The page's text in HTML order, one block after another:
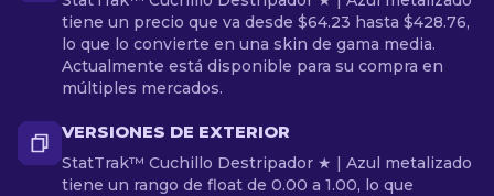
tiene un precio que va desde $64.23 hasta $428.76,
lo que lo convierte en una skin de gama media.
Actualmente está disponible para su compra en
múltiples mercados.
VERSIONES DE EXTERIOR
StatTrak™ Cuchillo Destripador ★ | Azul metalizado
tiene un rango de float de 0.00 a 1.00, lo que